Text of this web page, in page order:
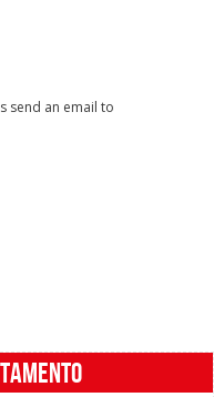
send an email to